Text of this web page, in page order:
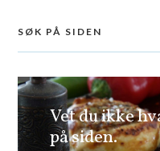
SØK PÅ SIDEN
Vet du ikke
på siden.